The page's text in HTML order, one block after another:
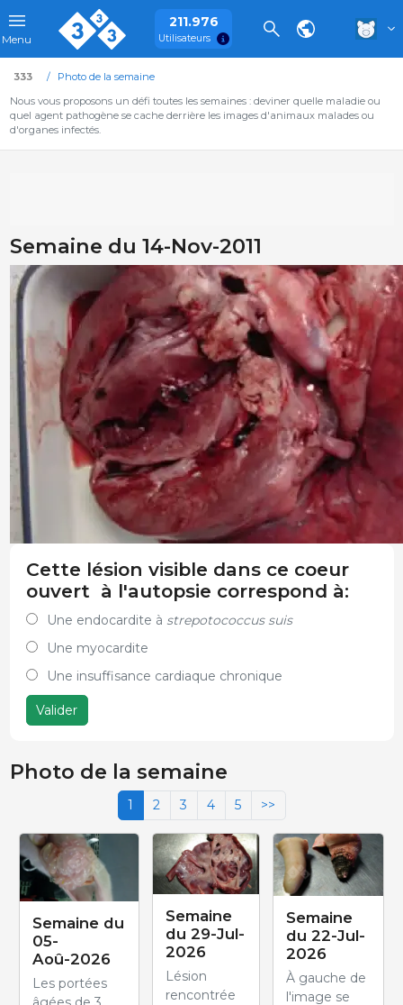
Menu
211.976
Utilisateurs
333
Photo de la semaine
Nous vous proposons un défi toutes les semaines : deviner quelle maladie ou
quel agent pathogène se cache derrière les images d'animaux malades ou
d'organes infectés.
Semaine du 14-Nov-2011
Cette lésion visible dans ce coeur
ouvert à l'autopsie correspond à:
Une endocardite à strepotococcus suis
Une myocardite
Une insuffisance cardiaque chronique
Valider
Photo de la semaine
1 2 3 4 5 >>
Semaine du
05-
Aoû-2026
Les portées
Semaine
du 29-Jul-
2026
Lésion
rencontrée
Semaine
du 22-Jul-
2026
À gauche de
l'image se